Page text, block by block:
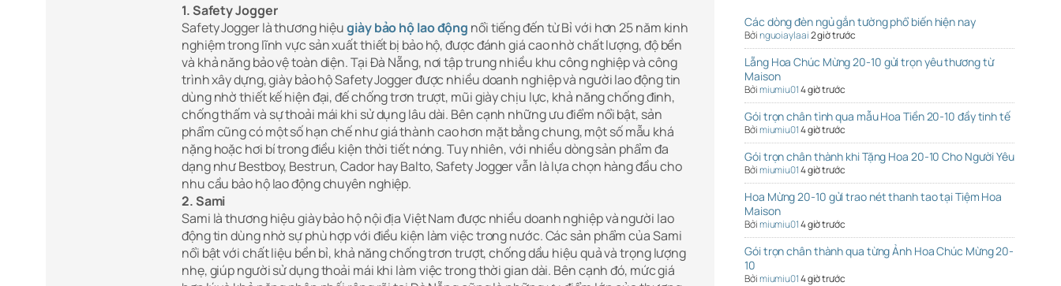
1. Safety Jogger
Safety Jogger là thương hiệugiày bảo hộ lao động nổi tiếng đến từ Bỉ với hơn 25 năm kinh
nghiệm trong lĩnh vực sản xuất thiết bị bảo hộ, được đánh giá cao nhờ chất lượng, độ bền
và khả năng bảo vệ toàn diện. Tại Đà Nẵng, nơi tập trung nhiều khu công nghiệp và công
trình xây dựng, giày bảo hộ Safety Jogger được nhiều doanh nghiệp và người lao động tin
dùng nhờ thiết kế hiện đại, đế chống trơn trượt, mũi giày chịu lực, khả năng chống đinh,
chống thấm và sự thoải mái khi sử dụng lâu dài. Bên cạnh những ưu điểm nổi bật, sản
phẩm cũng có một số hạn chế như giá thành cao hơn mặt bằng chung, một số mẫu khá
nặng hoặc hơi bí trong điều kiện thời tiết nóng. Tuy nhiên, với nhiều dòng sản phẩm đa
dạng như Bestboy, Bestrun, Cador hay Balto, Safety Jogger vẫn là lựa chọn hàng đầu cho
nhu cầu bảo hộ lao động chuyên nghiệp.
2. Sami
Sami là thương hiệu giày bảo hộ nội địa Việt Nam được nhiều doanh nghiệp và người lao
động tin dùng nhờ sự phù hợp với điều kiện làm việc trong nước. Các sản phẩm của Sami
nổi bật với chất liệu bền bỉ, khả năng chống trơn trượt, chống dầu hiệu quả và trọng lượng
nhẹ, giúp người sử dụng thoải mái khi làm việc trong thời gian dài. Bên cạnh đó, mức giá
Các dòng đèn ngủ gắn tường phổ biến hiện nay
Bởinguoiaylaai2 giờ trước
Lẵng Hoa Chúc Mừng 20-10 gửi trọn yêu thương từ
Maison
Bởimiumiu014 giờ trước
Gói trọn chân tình qua mẫu Hoa Tiền 20-10 đầy tinh tế
Bởimiumiu014 giờ trước
Gói trọn chân thành khi Tặng Hoa 20-10 Cho Người Yêu
Bởimiumiu014 giờ trước
Hoa Mừng 20-10 gửi trao nét thanh tao tại Tiệm Hoa
Maison
Bởimiumiu014 giờ trước
Gói trọn chân thành qua từng Ảnh Hoa Chúc Mừng 20-
10
Bởimiumiu014 giờ trước